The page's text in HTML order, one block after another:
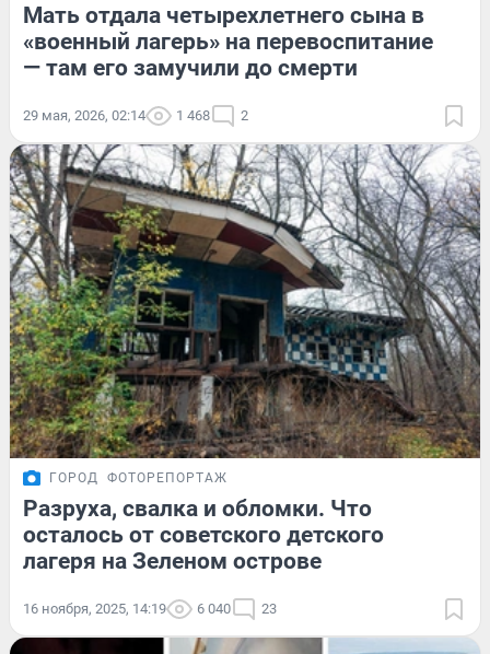
Мать отдала четырехлетнего сына в
«военный лагерь» на перевоспитание
— там его замучили до смерти
29 мая, 2026, 02:14 1 468 2
ГОРОД ФОТОРЕПОРТАЖ
Разруха, свалка и обломки. Что
осталось от советского детского
лагеря на Зеленом острове
16 ноября, 2025, 14:19 6 040 23